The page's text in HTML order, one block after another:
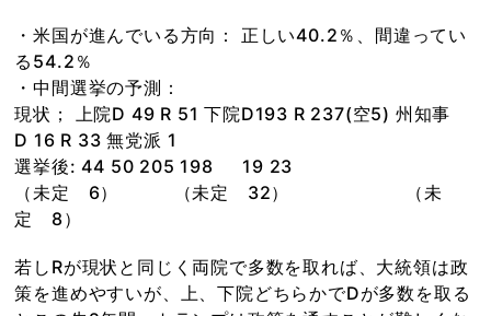
・米国が進んでいる方向： 正しい40.2％、間違ってい
る54.2％
・中間選挙の予測：
現状； 上院D 49 R 51 下院D193 R 237(空5) 州知事
D 16 R 33 無党派 1
選挙後: 44 50 205 198 19 23
（未定 6） （未定 32） （未
定 8）
若しRが現状と同じく両院で多数を取れば、大統領は政
策を進めやすいが、上、下院どちらかでDが多数を取る